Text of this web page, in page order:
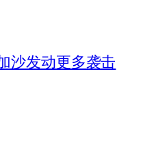
沙发动更多袭击